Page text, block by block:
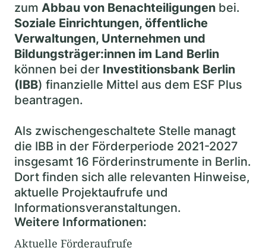
zum Abbau von Benachteiligungen bei.
Soziale Einrichtungen, öffentliche
Verwaltungen, Unternehmen und
Bildungsträger:innen im Land Berlin
können bei der Investitionsbank Berlin
(IBB) finanzielle Mittel aus dem ESF Plus
beantragen.
Als zwischengeschaltete Stelle managt
die IBB in der Förderperiode 2021-2027
insgesamt 16 Förderinstrumente in Berlin.
Dort finden sich alle relevanten Hinweise,
aktuelle Projektaufrufe und
Informationsveranstaltungen.
Weitere Informationen:
Aktuelle Förderaufrufe